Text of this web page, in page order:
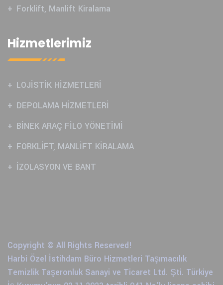
Forklift, Manlift Kiralama
Hizmetlerimiz
LOJİSTİK HİZMETLERİ
DEPOLAMA HİZMETLERİ
BİNEK ARAÇ FİLO YÖNETİMİ
FORKLİFT, MANLİFT KİRALAMA
İZOLASYON VE BANT
Copyright © All Rights Reserved!
Harbi Özel İstihdam Büro Hizmetleri Taşımacılık
Temizlik Taşeronluk Sanayi ve Ticaret Ltd. Şti. Türkiye